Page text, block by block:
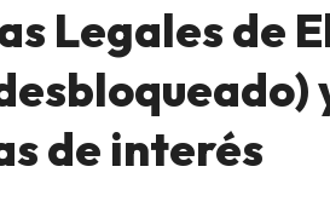
Legales de
de interés